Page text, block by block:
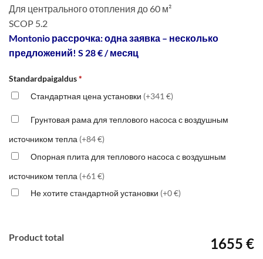
Для центрального отопления до 60 м²
SCOP 5.2
Montonio рассрочка: одна заявка – несколько
предложений! S 28 € / месяц
Standardpaigaldus*
Стандартная цена установки (+341 €)
Грунтовая рама для теплового насоса с воздушным
источником тепла (+84 €)
Опорная плита для теплового насоса с воздушным
источником тепла (+61 €)
Не хотите стандартной установки (+0 €)
Product total 1655 €